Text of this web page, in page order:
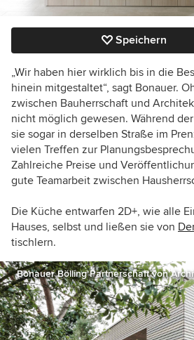
Speichern
„Wir haben hier wirklich bis in die
hinein mitgestaltet“, sagt Bonauer.
zwischen Bauherrschaft und
nicht möglich gewesen. Während
sie sogar in derselben Straße im
vielen Treffen zur
Zahlreiche Preise und
gute Teamarbeit zwischen
Die Küche entwarfen 2D+, wie alle
Hauses, selbst und ließen sie von
tischlern.
Bonauer Bölling Partnerschaft von